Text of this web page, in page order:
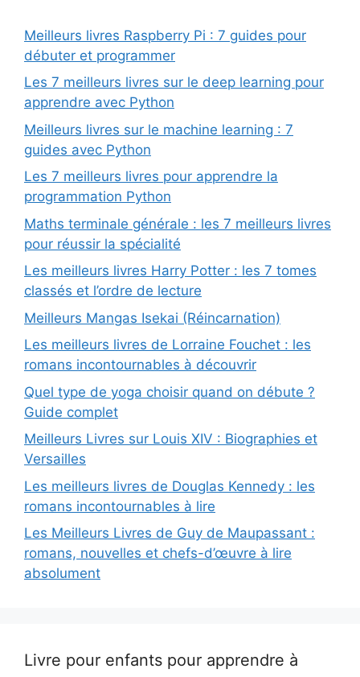
Meilleurs livres Raspberry Pi : 7 guides pour
débuter et programmer
Les 7 meilleurs livres sur le deep learning pour
apprendre avec Python
Meilleurs livres sur le machine learning : 7
guides avec Python
Les 7 meilleurs livres pour apprendre la
programmation Python
Maths terminale générale : les 7 meilleurs livres
pour réussir la spécialité
Les meilleurs livres Harry Potter : les 7 tomes
classés et l’ordre de lecture
Meilleurs Mangas Isekai (Réincarnation)
Les meilleurs livres de Lorraine Fouchet : les
romans incontournables à découvrir
Quel type de yoga choisir quand on débute ?
Guide complet
Meilleurs Livres sur Louis XIV : Biographies et
Versailles
Les meilleurs livres de Douglas Kennedy : les
romans incontournables à lire
Les Meilleurs Livres de Guy de Maupassant :
romans, nouvelles et chefs-d’œuvre à lire
absolument
Livre pour enfants pour apprendre à